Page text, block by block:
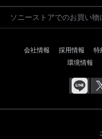
ソニーストアでのお買い物
会社情報 採用情報 特
環境情報